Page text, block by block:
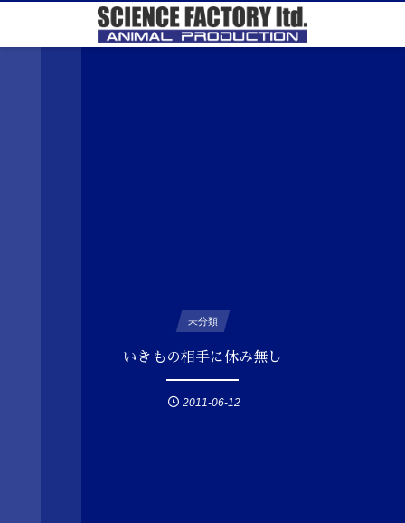
未分類
いきもの相手に休み無し
2011-06-12